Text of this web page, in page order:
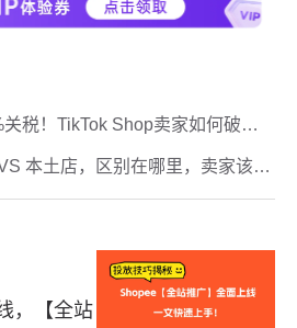
本土店，区别在哪里，卖家该怎
税！TikTok Shop卖家如何破
，【全站